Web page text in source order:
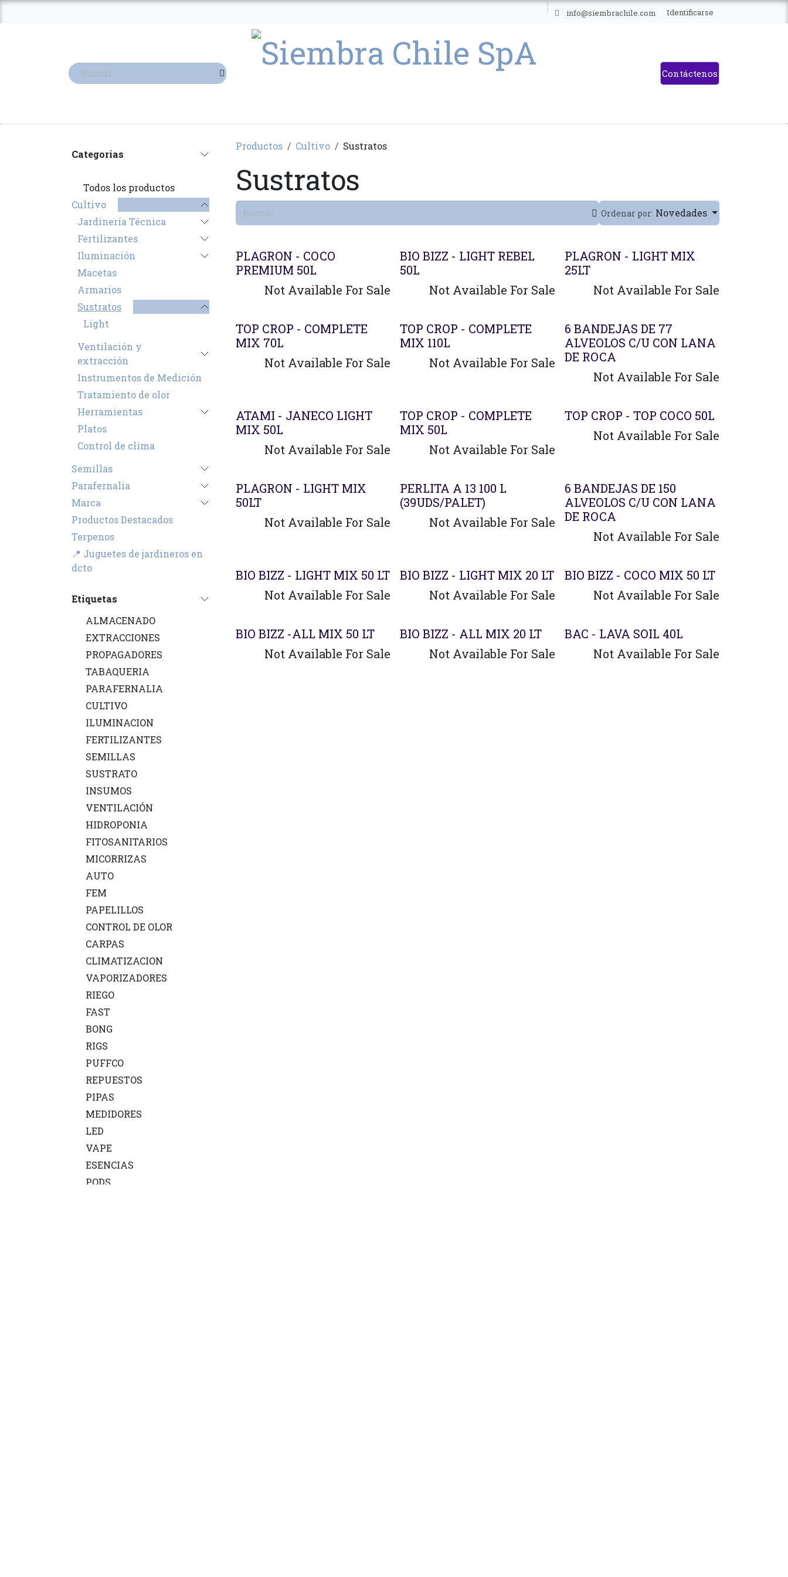
Ir al contenido
info@siembrachile.com Identificarse
Contáctenos
Categorías
Todos los productos
Cultivo
Jardinería Técnica
Fertilizantes
Iluminación
Macetas
Armarios
Sustratos
Light
Ventilación y
extracción
Instrumentos de Medición
Tratamiento de olor
Herramientas
Platos
Control de clima
Semillas
Parafernalia
Marca
Productos Destacados
Terpenos
📍 Juguetes de jardineros en
dcto
Etiquetas
ALMACENADO
EXTRACCIONES
PROPAGADORES
TABAQUERIA
PARAFERNALIA
CULTIVO
ILUMINACION
FERTILIZANTES
SEMILLAS
SUSTRATO
INSUMOS
VENTILACIÓN
HIDROPONIA
FITOSANITARIOS
MICORRIZAS
AUTO
FEM
PAPELILLOS
CONTROL DE OLOR
CARPAS
CLIMATIZACION
VAPORIZADORES
RIEGO
FAST
BONG
RIGS
PUFFCO
REPUESTOS
PIPAS
MEDIDORES
LED
VAPE
ESENCIAS
PODS
Productos Cultivo Sustratos
Sustratos
Ordenar por: Novedades
Agotado
PLAGRON - COCO
PREMIUM 50L
Not Available For Sale
BIO BIZZ - LIGHT REBEL
50L
Not Available For Sale
PLAGRON - LIGHT MIX
25LT
Not Available For Sale
TOP CROP - COMPLETE
MIX 70L
Not Available For Sale
Agotado
TOP CROP - COMPLETE
MIX 110L
Not Available For Sale
6 BANDEJAS DE 77
ALVEOLOS C/U CON LANA
DE ROCA
Not Available For Sale
ATAMI - JANECO LIGHT
MIX 50L
Not Available For Sale
TOP CROP - COMPLETE
MIX 50L
Not Available For Sale
TOP CROP - TOP COCO 50L
Not Available For Sale
Agotado
PLAGRON - LIGHT MIX
50LT
Not Available For Sale
PERLITA A 13 100 L
(39UDS/PALET)
Not Available For Sale
Agotado
6 BANDEJAS DE 150
ALVEOLOS C/U CON LANA
DE ROCA
Not Available For Sale
Agotado
BIO BIZZ - LIGHT MIX 50 LT
Not Available For Sale
Agotado
BIO BIZZ - LIGHT MIX 20 LT
Not Available For Sale
Agotado
BIO BIZZ - COCO MIX 50 LT
Not Available For Sale
Agotado
BIO BIZZ -ALL MIX 50 LT
Not Available For Sale
BIO BIZZ - ALL MIX 20 LT
Not Available For Sale
BAC - LAVA SOIL 40L
Not Available For Sale